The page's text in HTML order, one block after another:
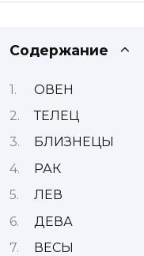
Содержание
ОВЕН
ТЕЛЕЦ
БЛИЗНЕЦЫ
РАК
ЛЕВ
ДЕВА
ВЕСЫ